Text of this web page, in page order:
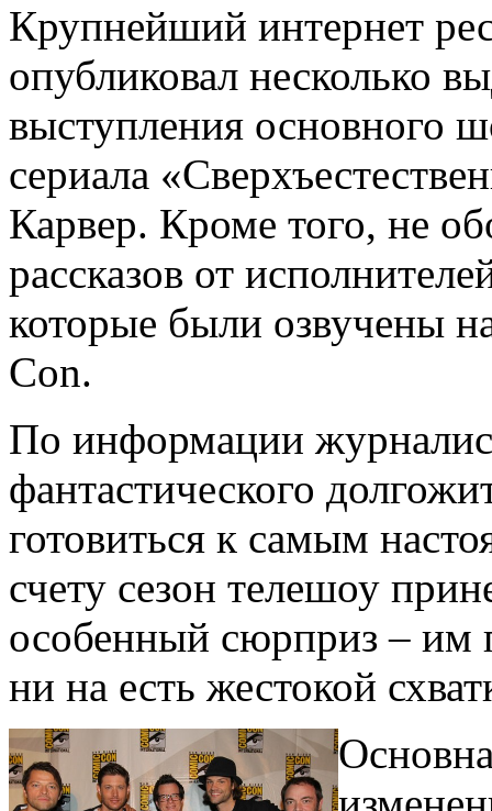
Крупнейший интернет
опубликовал несколько
выступления основного
сериала
Карвер. Кроме того, не
рассказов от
которые были озвучены
Con.
По информации
фантастического
готовиться к самым
счету сезон телешоу
особенный сюрприз – им
ни на есть жестокой